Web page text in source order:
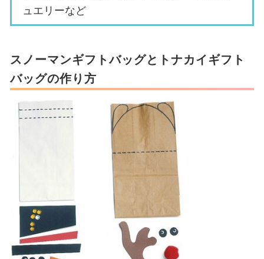
ュエリーなど
スノーマンギフトバッグとトナカイギフト
バッグの作り方